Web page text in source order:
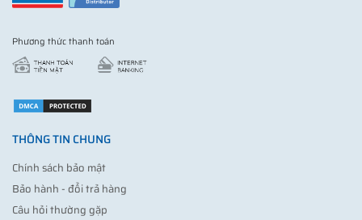
Phương thức thanh toán
THÔNG TIN CHUNG
Chính sách bảo mật
Bảo hành - đổi trả hàng
Câu hỏi thường gặp